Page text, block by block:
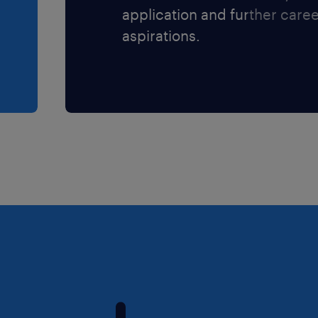
application and further
aspirations.